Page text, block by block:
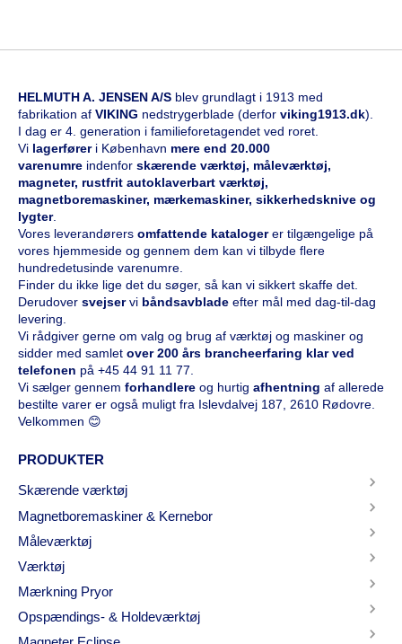
HELMUTH A. JENSEN A/S blev grundlagt i 1913 med
fabrikation af VIKING nedstrygerblade (derfor viking1913.dk).
I dag er 4. generation i familieforetagendet ved roret.
Vi lagerfører i København mere end 20.000
varenumre indenfor skærende værktøj, måleværktøj,
magneter, rustfrit autoklaverbart værktøj,
magnetboremaskiner, mærkemaskiner, sikkerhedsknive og
lygter.
Vores leverandørers omfattende katalogerer tilgængelige på
vores hjemmeside og gennem dem kan vi tilbyde flere
hundredetusinde varenumre.
Finder du ikke lige det du søger, så kan vi sikkert skaffe det.
Derudover svejservi båndsavblade efter mål med dag-til-dag
levering.
Vi rådgiver gerne om valg og brug af værktøj og maskiner og
sidder med samlet over 200 års brancheerfaring klar ved
telefonen på +45 44 91 11 77.
Vi sælger gennem forhandlere og hurtig afhentning af allerede
bestilte varer er også muligt fra Islevdalvej 187, 2610 Rødovre.
Velkommen 😊
PRODUKTER
Skærende værktøj
Magnetboremaskiner & Kernebor
Måleværktøj
Værktøj
Mærkning Pryor
Opspændings- & Holdeværktøj